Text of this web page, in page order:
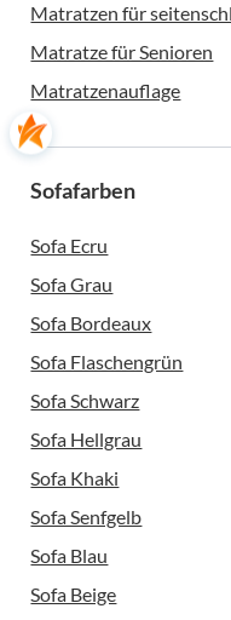
Matratzen für
Matratze für Senioren
Matratzenauflage
Sofafarben
Sofa Ecru
Sofa Grau
Sofa Bordeaux
Sofa Flaschengrün
Sofa Schwarz
Sofa Hellgrau
Sofa Khaki
Sofa Senfgelb
Sofa Blau
Sofa Beige